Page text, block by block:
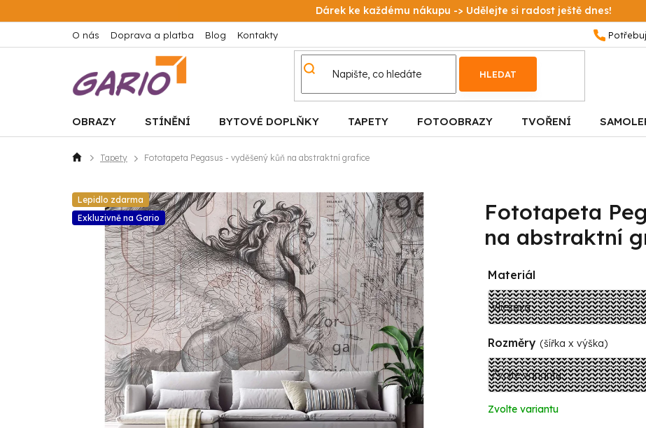
na
Dárek ke každému nákupu -> Udělejte si radost ještě dnes!
O nás Doprava a platba Blog Kontakty
HLEDAT
OBRAZY STÍNĚNÍ BYTOVÉ DOPLŇKY TAPETY FOTOOBRAZY TVOŘENÍ
Domů Tapety Fototapeta Pegasus - vyděšený kůň na abstraktní grafice
Lepidlo zdarma
Exkluzivně na Gario
Fototapeta
na abstraktní
Materiál
Rozměry (šířka x výška)
Zvolte variantu